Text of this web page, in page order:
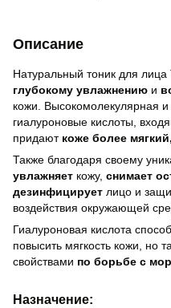
Описание
Натуральный тоник для
глубокому увлажнению и
кожи. Высокомолекулярная
гиалуроновые кислоты,
придают коже более
Также благодаря своему
увлажняет кожу, снимает
дезинфицирует лицо и
воздействия окружающей
Гиалуроновая кислота
повысить мягкость кожи, но
свойствами по борьбе с
Назначение: